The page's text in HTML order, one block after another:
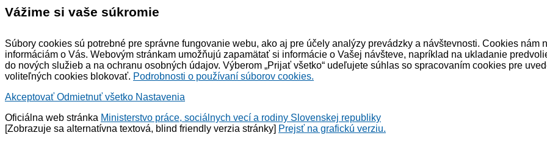
Vážime si vaše súkromie
Súbory cookies sú potrebné pre správne fungovanie webu, ako aj pre účely analýzy prevádzky a návštevnosti. Cookies
informáciám o Vás. Webovým stránkam umožňujú zapamätať si informácie o Vašej návšteve, napríklad na ukladanie
do nových služieb a na ochranu osobných údajov. Výberom „Prijať všetko“ udeľujete súhlas so spracovaním cookies pre
voliteľných cookies blokovať. Podrobnosti o používaní súborov cookies.
Akceptovať Odmietnuť všetko Nastavenia
Oficiálna web stránka Ministerstvo práce, sociálnych vecí a rodiny Slovenskej republiky
[Zobrazuje sa alternatívna textová, blind friendly verzia stránky] Prejsť na grafickú verziu.